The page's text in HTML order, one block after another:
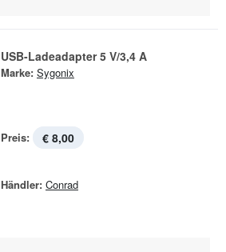
USB-Ladeadapter 5 V/3,4 A
Marke: Sygonix
Preis: € 8,00
Händler: Conrad